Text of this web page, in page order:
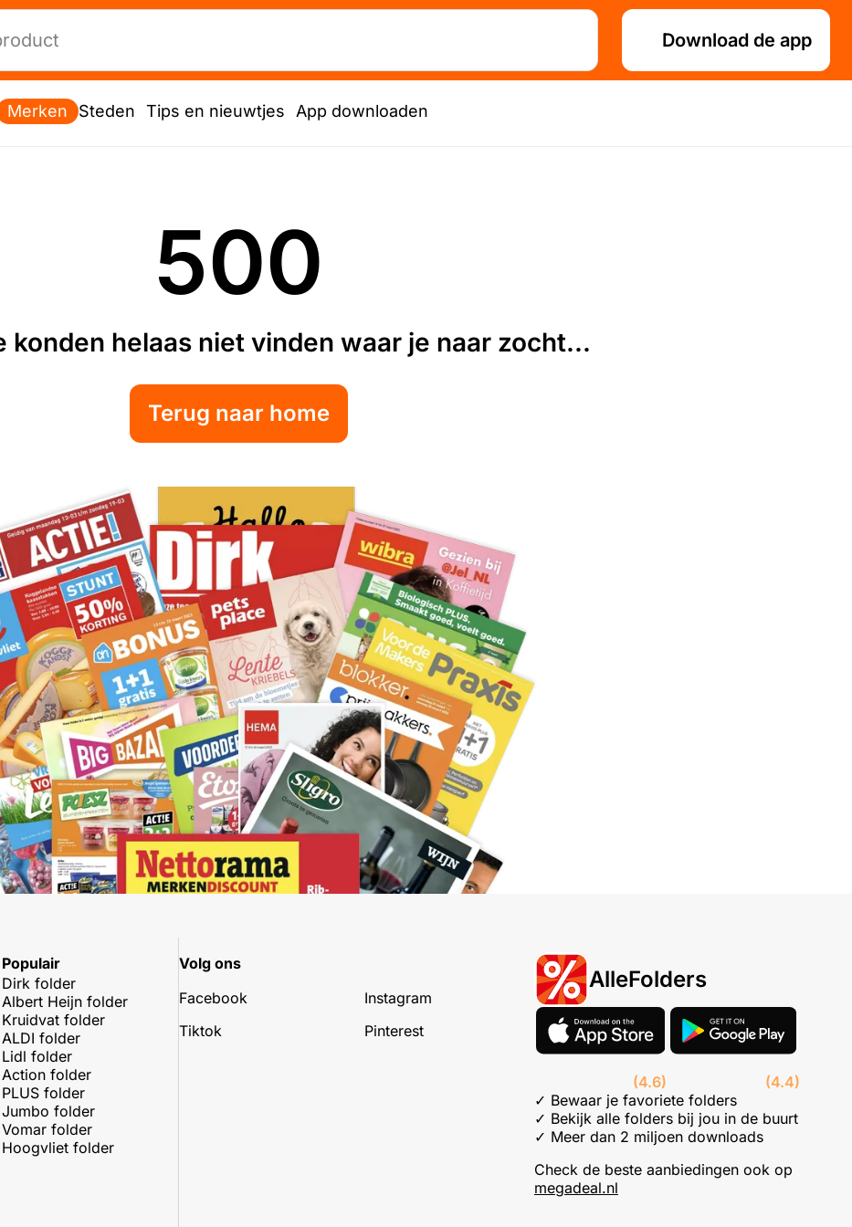
Download de app
Merken Steden Tips en nieuwtjes App downloaden
500
konden helaas niet vinden waar je naar zocht...
Terug naar home
Populair
Dirk folder
Albert Heijn folder
Kruidvat folder
ALDI folder
Lidl folder
Action folder
PLUS folder
Jumbo folder
Vomar folder
Hoogvliet folder
Volg ons
Facebook
Instagram
Tiktok
Pinterest
AlleFolders
(4.6)
(4.4)
✓ Bewaar je favoriete folders
✓ Bekijk alle folders bij jou in de buurt
✓ Meer dan 2 miljoen downloads
Check de beste aanbiedingen ook op
megadeal.nl